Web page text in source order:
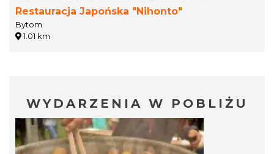
Restauracja Japońska "Nihonto"
Bytom
1.01 km
WYDARZENIA W POBLIŻU